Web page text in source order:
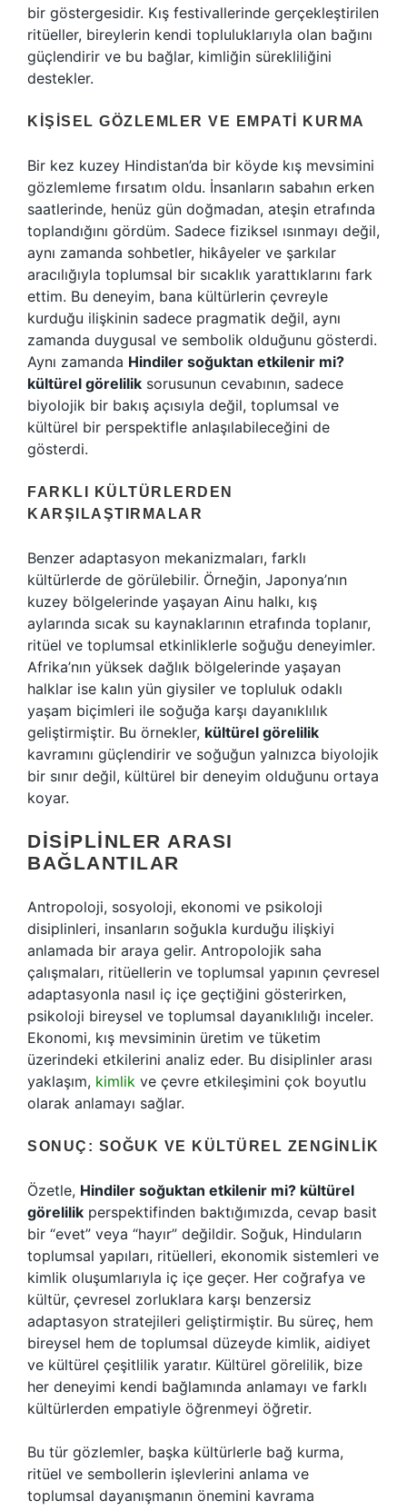
bir göstergesidir. Kış festivallerinde gerçekleştirilen
ritüeller, bireylerin kendi topluluklarıyla olan bağını
güçlendirir ve bu bağlar, kimliğin sürekliliğini
destekler.
KIŞISEL GÖZLEMLER VE EMPATI KURMA
Bir kez kuzey Hindistan’da bir köyde kış mevsimini
gözlemleme fırsatım oldu. İnsanların sabahın erken
saatlerinde, henüz gün doğmadan, ateşin etrafında
toplandığını gördüm. Sadece fiziksel ısınmayı değil,
aynı zamanda sohbetler, hikâyeler ve şarkılar
aracılığıyla toplumsal bir sıcaklık yarattıklarını fark
ettim. Bu deneyim, bana kültürlerin çevreyle
kurduğu ilişkinin sadece pragmatik değil, aynı
zamanda duygusal ve sembolik olduğunu gösterdi.
Aynı zamanda Hindiler soğuktan etkilenir mi?
kültürel görelilik sorusunun cevabının, sadece
biyolojik bir bakış açısıyla değil, toplumsal ve
kültürel bir perspektifle anlaşılabileceğini de
gösterdi.
FARKLI KÜLTÜRLERDEN
KARŞILAŞTIRMALAR
Benzer adaptasyon mekanizmaları, farklı
kültürlerde de görülebilir. Örneğin, Japonya’nın
kuzey bölgelerinde yaşayan Ainu halkı, kış
aylarında sıcak su kaynaklarının etrafında toplanır,
ritüel ve toplumsal etkinliklerle soğuğu deneyimler.
Afrika’nın yüksek dağlık bölgelerinde yaşayan
halklar ise kalın yün giysiler ve topluluk odaklı
yaşam biçimleri ile soğuğa karşı dayanıklılık
geliştirmiştir. Bu örnekler, kültürel görelilik
kavramını güçlendirir ve soğuğun yalnızca biyolojik
bir sınır değil, kültürel bir deneyim olduğunu ortaya
koyar.
DISIPLINLER ARASI
BAĞLANTILAR
Antropoloji, sosyoloji, ekonomi ve psikoloji
disiplinleri, insanların soğukla kurduğu ilişkiyi
anlamada bir araya gelir. Antropolojik saha
çalışmaları, ritüellerin ve toplumsal yapının çevresel
adaptasyonla nasıl iç içe geçtiğini gösterirken,
psikoloji bireysel ve toplumsal dayanıklılığı inceler.
Ekonomi, kış mevsiminin üretim ve tüketim
üzerindeki etkilerini analiz eder. Bu disiplinler arası
yaklaşım, kimlik ve çevre etkileşimini çok boyutlu
olarak anlamayı sağlar.
SONUÇ: SOĞUK VE KÜLTÜREL ZENGINLIK
Özetle, Hindiler soğuktan etkilenir mi? kültürel
görelilik perspektifinden baktığımızda, cevap basit
bir “evet” veya “hayır” değildir. Soğuk, Hinduların
toplumsal yapıları, ritüelleri, ekonomik sistemleri ve
kimlik oluşumlarıyla iç içe geçer. Her coğrafya ve
kültür, çevresel zorluklara karşı benzersiz
adaptasyon stratejileri geliştirmiştir. Bu süreç, hem
bireysel hem de toplumsal düzeyde kimlik, aidiyet
ve kültürel çeşitlilik yaratır. Kültürel görelilik, bize
her deneyimi kendi bağlamında anlamayı ve farklı
kültürlerden empatiyle öğrenmeyi öğretir.
Bu tür gözlemler, başka kültürlerle bağ kurma,
ritüel ve sembollerin işlevlerini anlama ve
toplumsal dayanışmanın önemini kavrama